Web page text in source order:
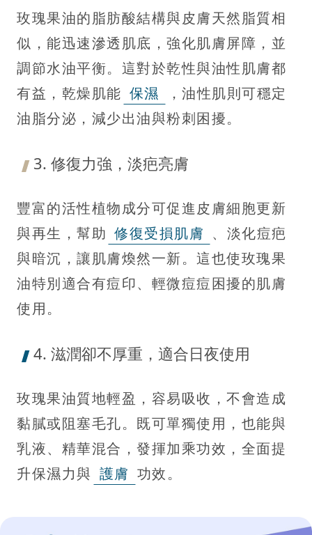
玫瑰果油的脂肪酸結構與皮膚天然脂質相
似，能迅速滲透肌底，強化肌膚屏障，並
調節水油平衡。這對於乾性與油性肌膚都
有益，乾燥肌能 保濕
，油性肌則可穩定
油脂分泌，減少出油與粉刺困擾。
3. 修復力強，淡疤亮膚
豐富的活性植物成分可促進皮膚細胞更新
與再生，幫助 修復受損肌膚 、淡化痘疤
與暗沉，讓肌膚煥然一新。這也使玫瑰果
油特別適合有痘印、輕微痘痘困擾的肌膚
使用。
4. 滋潤卻不厚重，適合日夜使用
玫瑰果油質地輕盈，容易吸收，不會造成
黏膩或阻塞毛孔。既可單獨使用，也能與
乳液、精華混合，發揮加乘功效，全面提
升保濕力與 護膚 功效。